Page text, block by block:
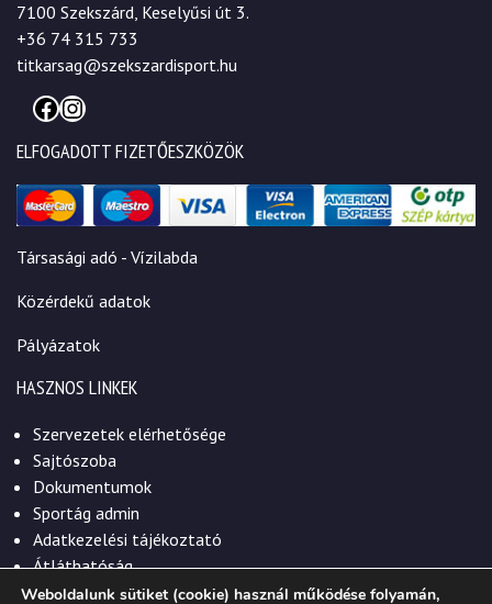
7100 Szekszárd, Keselyűsi út 3.
+36 74 315 733
titkarsag@szekszardisport.hu
Facebook
Instagram
ELFOGADOTT FIZETŐESZKÖZÖK
Társasági adó - Vízilabda
Közérdekű adatok
Pályázatok
HASZNOS LINKEK
Szervezetek elérhetősége
Sajtószoba
Dokumentumok
Sportág admin
Adatkezelési tájékoztató
Átláthatóság
Weboldalunk sütiket (cookie) használ működése folyamán,